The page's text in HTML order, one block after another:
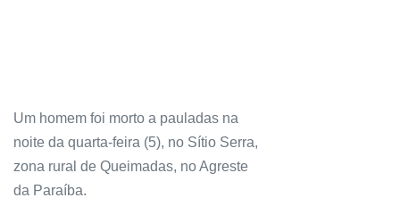
Um homem foi morto a pauladas na
noite da quarta-feira (5), no Sítio Serra,
zona rural de Queimadas, no Agreste
da Paraíba.